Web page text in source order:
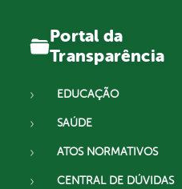
Portal da
Transparência
EDUCAÇÃO
SAÚDE
ATOS NORMATIVOS
CENTRAL DE DÚVIDAS